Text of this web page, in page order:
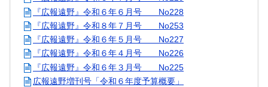
『広報遠野』令和６年６月号 No228
『広報遠野』令和８年７月号 No253
『広報遠野』令和６年５月号 No227
『広報遠野』令和６年４月号 No226
『広報遠野』令和６年３月号 No225
広報遠野増刊号「令和６年度予算概要」